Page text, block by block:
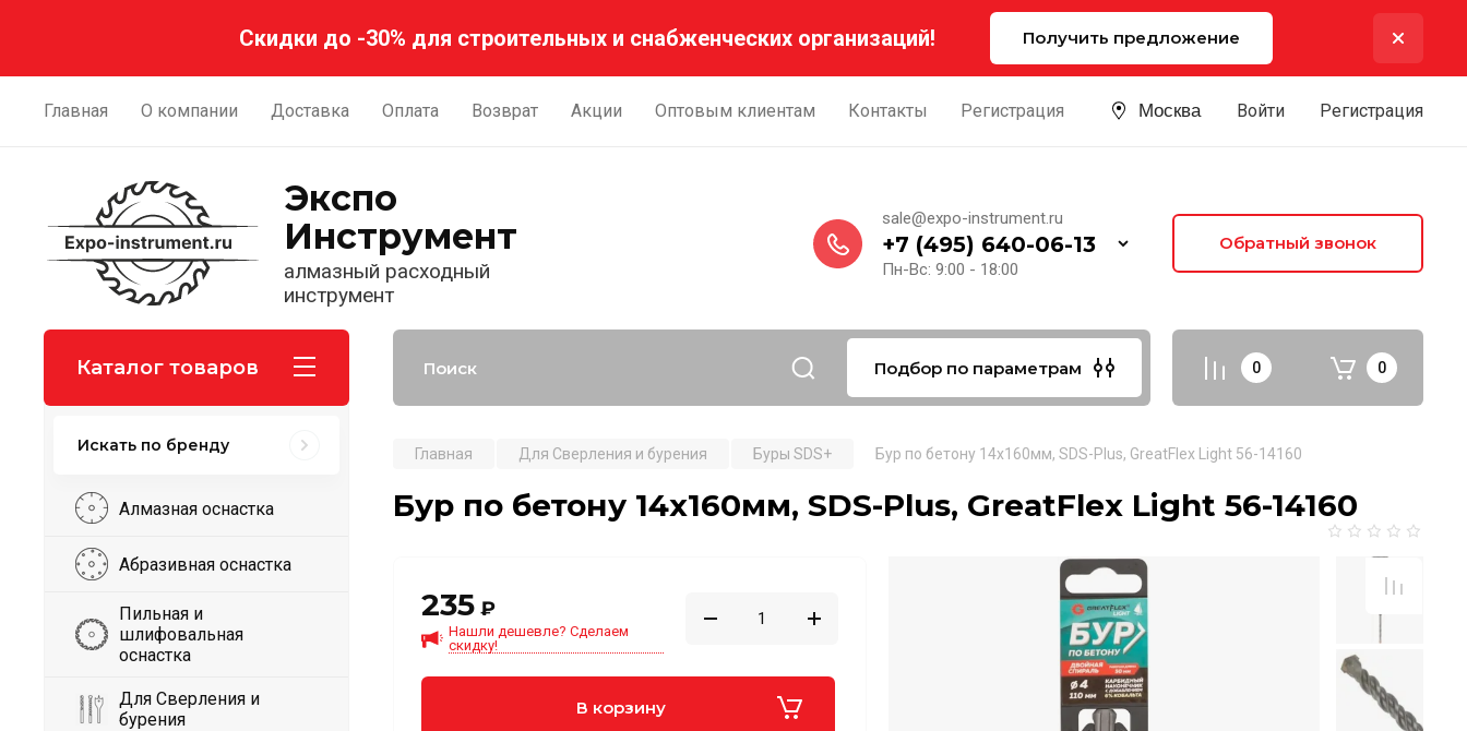
Скидки до -30% для строительных и снабженческих организаций! Получить предложение
Главная О компании Доставка Оплата Возврат Акции Оптовым клиентам Контакты Регистрация Москва Войти Регистрация
Экспо
Инструмент
алмазный расходный
инструмент
sale@expo-instrument.ru
+7 (495) 640-06-13
Пн-Вс: 9:00 - 18:00
Обратный звонок
Регистрация
Каталог товаров Подбор по параметрам 0 0
Искать по бренду
Алмазная оснастка
Абразивная оснастка
Пильная и
шлифовальная
оснастка
Для Сверления и
бурения
Главная Для Сверления и бурения Буры SDS+ Бур по бетону 14x160мм, SDS-Plus, GreatFlex Light 56-14160
Бур по бетону 14x160мм, SDS-Plus, GreatFlex Light 56-14160
235 ₽
Нашли дешевле? Сделаем
скидку!
В корзину